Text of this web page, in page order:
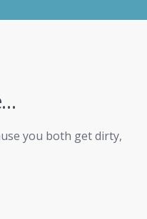
you both get dirty,